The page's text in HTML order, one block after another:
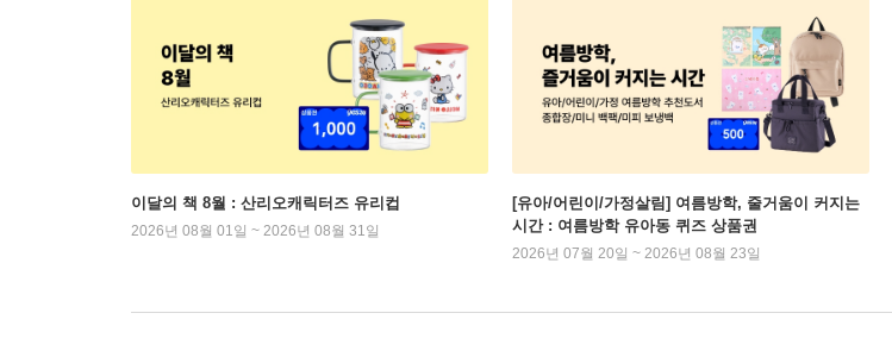
이달의 책 8월 : 산리오캐릭터즈 유리컵
2026년 08월 01일 ~ 2026년 08월 31일
[유아/어린이/가정살림] 여름방학, 줄거움이 커지는
시간 : 여름방학 유아동 퀴즈 상품권
2026년 07월 20일 ~ 2026년 08월 23일